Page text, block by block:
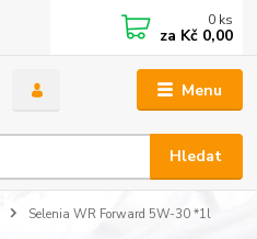
Menu
Hledat
0 ks
za Kč 0,00
Selenia WR Forward 5W-30 *1l